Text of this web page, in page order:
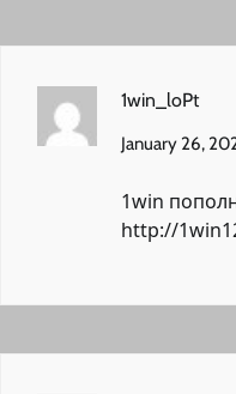
1win_loPt
January 26,
1win
http://